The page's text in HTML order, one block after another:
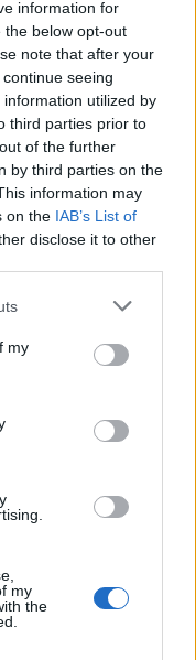
information for
the below opt-out
note that after your
seeing
utilized by
third parties prior to
of the further
by third parties on the
information may
on the IAB’s List of
disclose it to other
one or more Google
You may click to
third-party tags to
in below Google
my
my
the
Holland &
Barberis
clar ceea ce
ceea ce vor,
ca au
au venit la noi,
optiune doar dupa
noi incercam sa
cat mai bine
in acelasi
unde merge
este foarte
si apoi
in prima faza,
modul nostru